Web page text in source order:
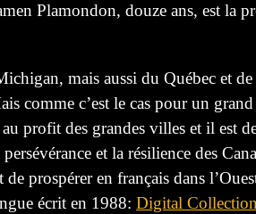
Plamondon, douze ans, est la
mais aussi du Québec et de
comme c’est le cas pour un
profit des grandes villes et il est
et la résilience des
prospérer en français dans
écrit en 1988: Digital